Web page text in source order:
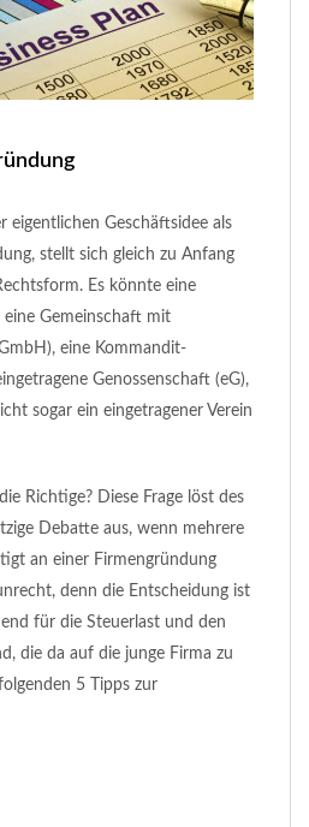
eigentlichen Geschäftsidee als
stellt sich gleich zu Anfang
Es könnte eine
eine Gemeinschaft mit
eine Kommandit-
Genossenschaft (eG),
sogar ein eingetragener Verein
Richtige? Diese Frage löst des
Debatte aus, wenn mehrere
an einer Firmengründung
denn die Entscheidung ist
für die Steuerlast und den
die da auf die junge Firma zu
5 Tipps zur